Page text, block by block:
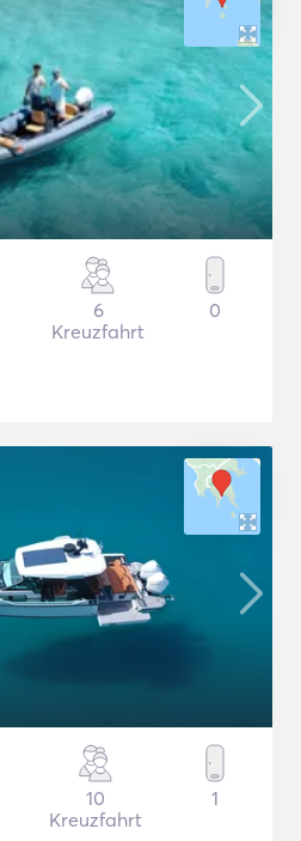
6
Kreuzfahrt
0
10
Kreuzfahrt
1